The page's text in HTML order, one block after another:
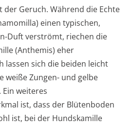
der Geruch. Während die Echte
einen typischen,
Duft verströmt, riechen die
(Anthemis) eher
lassen sich die beiden leicht
weiße Zungen- und gelbe
weiteres
ist, dass der Blütenboden
ist, bei der Hundskamille